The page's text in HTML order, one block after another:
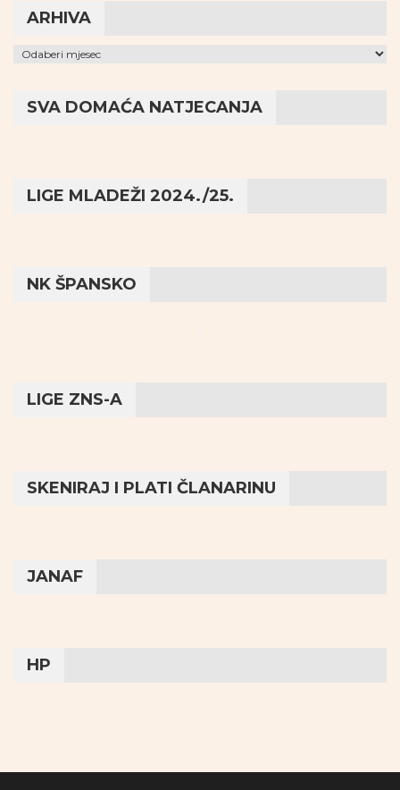
ARHIVA
Arhiva
SVA DOMAĆA NATJECANJA
LIGE MLADEŽI 2024./25.
NK ŠPANSKO
LIGE ZNS-A
SKENIRAJ I PLATI ČLANARINU
JANAF
HP